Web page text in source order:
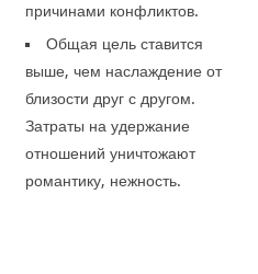
причинами конфликтов.
Общая цель ставится
выше, чем наслаждение от
близости друг с другом.
Затраты на удержание
отношений уничтожают
романтику, нежность.